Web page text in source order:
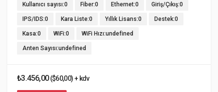
Kullanıcı sayısı:0 Fiber:0 Ethernet:0 Giriş/Çıkış:0
IPS/IDS:0 Kara Liste:0 Yıllık Lisans:0 Destek:0
Kasa:0 WiFi:0 WiFi Hızı:undefined
Anten Sayısı:undefined
₺3.456,00($60,00) + kdv